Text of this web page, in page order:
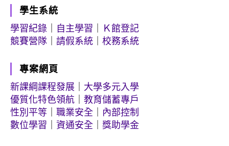
學生系統
學習紀錄
自主學習
Ｋ館登記
競賽營隊
請假系統 校務系統
專案網頁
新課綱課程發展
大學多元入學
優質化特色領航
教育儲蓄專戶
性別平等
職業安全
內部控制
數位學習
資通安全 獎助學金